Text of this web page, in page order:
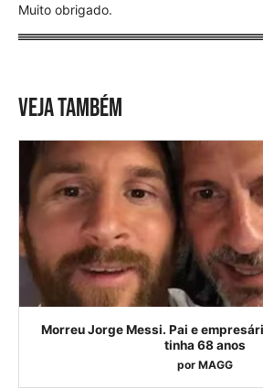
Muito obrigado.
VEJA TAMBÉM
Morreu Jorge Messi. Pai e
tinha 68 anos
por MAGG